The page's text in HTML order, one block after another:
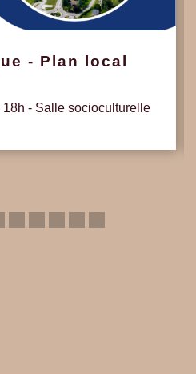
- Plan local
18h - Salle socioculturelle